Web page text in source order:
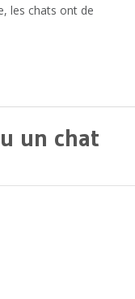
les chats ont de
un chat